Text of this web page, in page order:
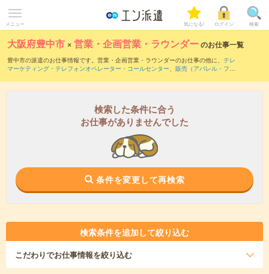
メニュー 気になる! ログイン 検索
大阪府豊中市 ×営業・企画営業・ラウンダーのお仕事一覧
豊中市の派遣のお仕事情報です。営業・企画営業・ラウンダーのお仕事の他に、 テレ
マーケティング・テレフォンオペレーター・コールセンター、 販売（アパレル・ファ
でいただけます。職種辞典：営業・企画営業・ラウンダーのお仕事とは？とは？
検索した条件に合う
お仕事がありませんでした
条件を変更して再検索
検索条件を追加して絞り込む
こだわりでお仕事情報を絞り込む